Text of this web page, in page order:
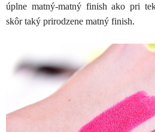
úplne matný-matný finish ako pri
skôr taký prirodzene matný finish.